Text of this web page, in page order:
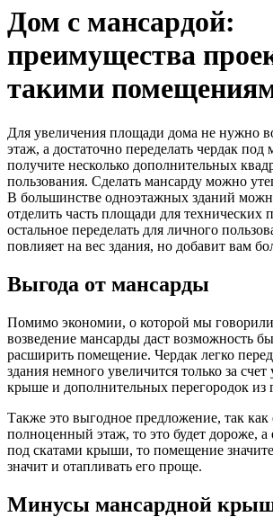
Дом с мансардой:
преимущества
такими
Для увеличения площади дома не нужно
этаж, а достаточно переделать чердак под
получите несколько дополнительных
пользования. Сделать мансарду можно
В большинстве одноэтажных зданий
отделить часть площади для технических
остальное переделать для личного
повлияет на вес здания, но добавит вам
Выгода от мансарды
Помимо экономии, о которой мы
возведение мансарды даст возможность
расширить помещение. Чердак легко
здания немного увеличится только за счет
крыше и дополнительных перегородок из
Также это выгодное предложение, так как
полноценный этаж, то это будет дороже, а
под скатами крыши, то помещение
значит и отапливать его проще.
Минусы мансардной